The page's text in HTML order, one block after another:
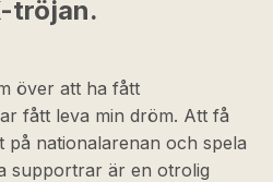
tröjan.
över att ha fått
fått leva min dröm. Att få
på nationalarenan och spela
supportrar är en otrolig